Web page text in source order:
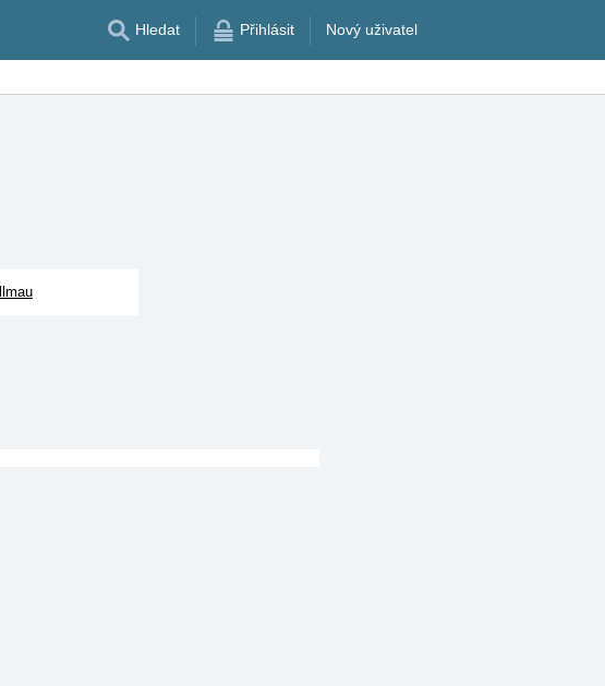
Hledat Přihlásit Nový uživatel